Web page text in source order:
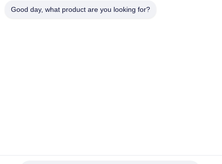
Startseite
Produkte
Good day, what product are you looking for?